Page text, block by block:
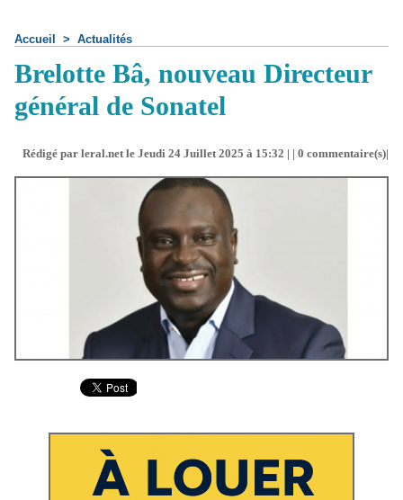
Accueil > Actualités
Brelotte Bâ, nouveau Directeur
général de Sonatel
Rédigé par leral.net le Jeudi 24 Juillet 2025 à 15:32 | | 0 commentaire(s)|